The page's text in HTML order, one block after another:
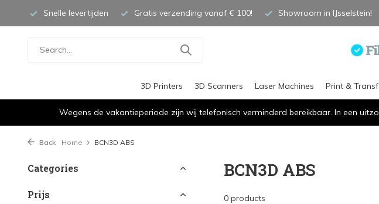
Snelle levertijden Gratis verzending vanaf € 100! Showroom in IJsselstein!
3D Printers 3D Scanners Laser Machines Print &
Wegens de vakantieperiode zijn wij telefonisch verminderd bereikbaar. In een
Back Home BCN3D ABS
Categories
Prijs
BCN3D ABS
0 products